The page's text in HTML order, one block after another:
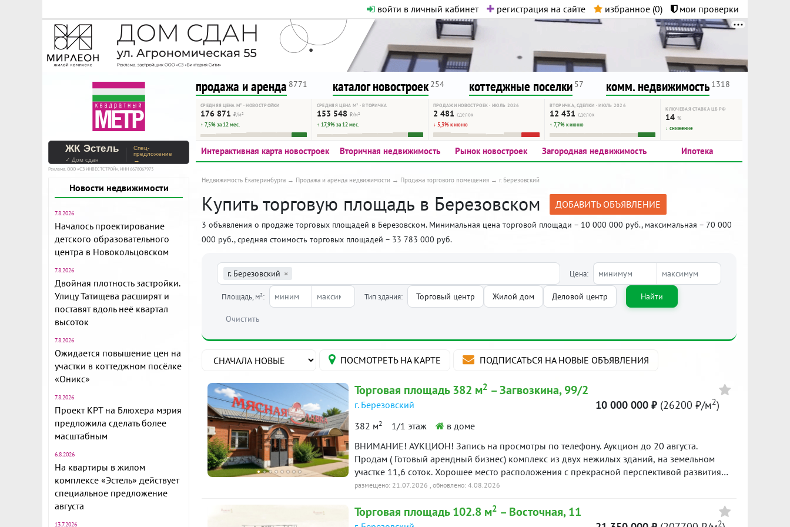
войти в личный кабинет регистрация на сайте избранное (0) мои проверки
На Метре реклама - только нормальная. Никакого шок-контента.
Помогайте независимому ресурсу, как он помогает вам. Удачи!
продажа и аренда 8771 каталог новостроек 254 коттеджные поселки 57 комм. недвижимость 1318
СРЕДНЯЯ ЦЕНА М² · НОВОСТРОЙКИ
176 871 ₽/м²
↑ 7,5% за 12 мес.
СРЕДНЯЯ ЦЕНА М² · ВТОРИЧКА
153 548 ₽/м²
↑ 17,9% за 12 мес.
ПРОДАЖИ НОВОСТРОЕК · ИЮЛЬ 2026
2 481 сделок
↓ 5,3% к июню
ВТОРИЧКА, СДЕЛКИ · ИЮЛЬ 2026
12 431 сделок
↑ 7,7% к июню
КЛЮЧЕВАЯ СТАВКА ЦБ РФ
14%
↓ снижение
ЖК Эстель
✓ Дом сдан
Спец-
предложение
→
Реклама. ООО «СЗ ИНВЕСТСТРОЙ», ИНН 6678067973
Новости недвижимости
7.8.2026
Началось проектирование
детского образовательного
центра в Новокольцовском
7.8.2026
Двойная плотность застройки.
Улицу Татищева расширят и
поставят вдоль неё квартал
высоток
7.8.2026
Ожидается повышение цен на
участки в коттеджном посёлке
«Оникс»
7.8.2026
Проект КРТ на Блюхера мэрия
предложила сделать более
масштабным
6.8.2026
На квартиры в жилом
комплексе «Эстель» действует
специальное предложение
августа
13.7.2026
Интерактивная карта новостроек Вторичная недвижимость Рынок новостроек Загородная недвижимость Ипотека
Недвижимость Екатеринбурга Продажа и аренда недвижимости Продажа торгового помещения г. Березовский
Купить торговую площадь в Березовском ДОБАВИТЬ ОБЪЯВЛЕНИЕ
3 объявления о продаже торговых площадей в Березовском. Минимальная цена торговой площади – 10 000 000 руб., максимальная – 70 000
000 руб., средняя стоимость торговых площадей – 33 783 000 руб.
г. Березовский × Цена:
Площадь, м²: Тип здания: Торговый центр Жилой дом Деловой центр Найти
Очистить
ПОСМОТРЕТЬ НА КАРТЕ ПОДПИСАТЬСЯ НА НОВЫЕ ОБЪЯВЛЕНИЯ
Торговая площадь 382 м2 – Загвозкина, 99/2
г. Березовский
382 м2 1/1 этаж в доме
10 000 000 ₽ (26200 ₽/м2)
ВНИМАНИЕ! АУКЦИОН! Запись на просмотры по телефону. Аукцион до 20 августа.
Продам ( Готовый арендный бизнес) комплекс из двух нежилых зданий, на земельном
участке 11,6 соток. Хорошее место расположения с прекрасной перспективой развития
района. Категория земли: Земли населённых пунктов. Вид разрешённого использования:
(магазин) площадь: 135,7 м2. Второе здание (мясной цех) площадь: 246,4 м2.Здания
объединены между собой, имеют отдельные входы с улицы и со двора, используются как
размещено: 21.07.2026 , обновлено: 4.08.2026
Торговая площадь 102.8 м2 – Восточная, 11
2